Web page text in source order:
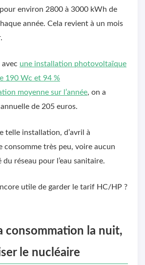
environ 2800 à 3000 kWh de
année. Cela revient à un mois
avec une installation photovoltaïque
190 Wc et 94 %
moyenne sur l’année, on a
de 205 euros.
telle installation, d’avril à
consomme très peu, voire aucun
du réseau pour l’eau sanitaire.
utile de garder le tarif HC/HP ?
consommation la nuit,
le nucléaire